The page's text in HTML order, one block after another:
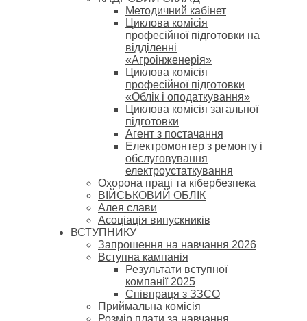
Методичний кабінет
Циклова комісія
професійної підготовки на
відділенні
«Агроінженерія»
Циклова комісія
професійної підготовки
«Облік і оподаткування»
Циклова комісія загальної
підготовки
Агент з постачання
Електромонтер з ремонту і
обслуговування
електроустаткування
Охорона праці та кібербезпека
ВІЙСЬКОВИЙ ОБЛІК
Алея слави
Асоціація випускників
ВСТУПНИКУ
Запрошення на навчання 2026
Вступна кампанія
Результати вступної
компанії 2025
Співпраця з ЗЗСО
Приймальна комісія
Розмір плати за навчання